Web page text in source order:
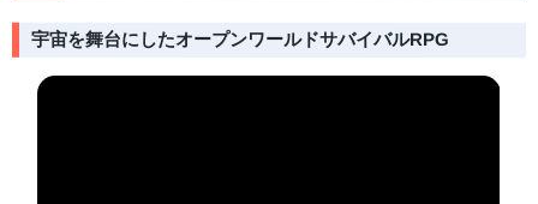
宇宙を舞台にしたオープンワールドサバイバルRPG